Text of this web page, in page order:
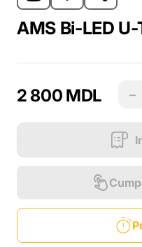
AMS Bi-LED
2 800 MDL −